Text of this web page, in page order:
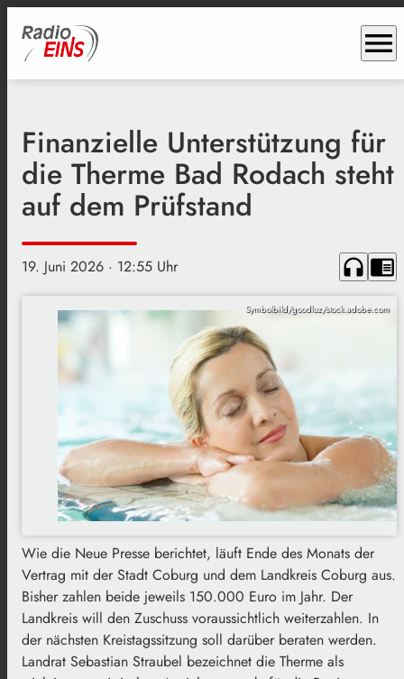
menu
Finanzielle Unterstützung für
die Therme Bad Rodach steht
auf dem Prüfstand
19. Juni 2026 · 12:55 Uhr headphones chrome_reader_mode
Symbolbild/goodluz/stock.adobe.com
Wie die Neue Presse berichtet, läuft Ende des Monats der
Vertrag mit der Stadt Coburg und dem Landkreis Coburg aus.
Bisher zahlen beide jeweils 150.000 Euro im Jahr. Der
Landkreis will den Zuschuss voraussichtlich weiterzahlen. In
der nächsten Kreistagssitzung soll darüber beraten werden.
Landrat Sebastian Straubel bezeichnet die Therme als